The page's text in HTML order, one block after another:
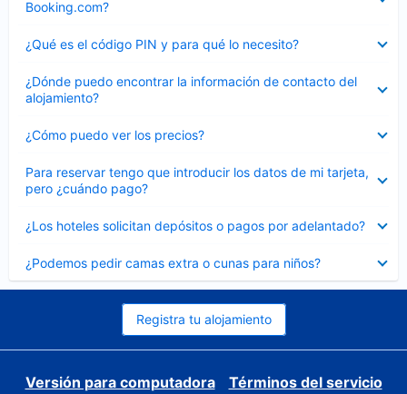
Booking.com?
¿Qué es el código PIN y para qué lo necesito?
cerrado
¿Dónde puedo encontrar la información de contacto del
alojamiento?
cerrado
¿Cómo puedo ver los precios?
cerrado
Para reservar tengo que introducir los datos de mi tarjeta,
pero ¿cuándo pago?
cerrado
¿Los hoteles solicitan depósitos o pagos por adelantado?
cerrado
¿Podemos pedir camas extra o cunas para niños?
cerrado
Registra tu alojamiento
Versión para computadora
Términos del servicio